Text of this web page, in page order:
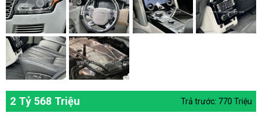
2 Tỷ 568 Triệu Trả trước: 770 Triệu